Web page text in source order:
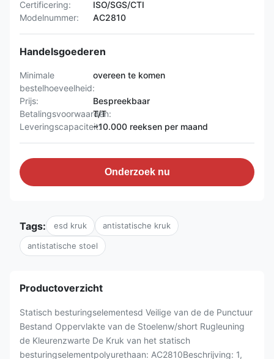
Certificering:
ISO/SGS/CTI
Modelnummer:
AC2810
Handelsgoederen
Minimale
bestelhoeveelheid:
overeen te komen
Prijs:
Bespreekbaar
Betalingsvoorwaarden:
T/T
Leveringscapaciteit:~10.000 reeksen per maand
Onderzoek nu
Tags: esd kruk antistatische kruk
antistatische stoel
Productoverzicht
Statisch besturingselementesd Veilige van de de Punctuur
Bestand Oppervlakte van de Stoelenw/short Rugleuning
de Kleurenzwarte De Kruk van het statisch
besturingselementpolyurethaan: AC2810Beschrijving: 1,